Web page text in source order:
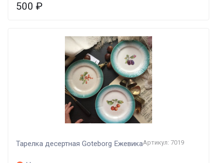
500 ₽
Тарелка десертная Goteborg ЕжевикаАртикул: 7019